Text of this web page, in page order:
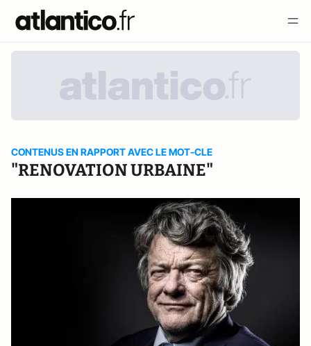
CONTENUS EN RAPPORT AVEC LE MOT-CLE
"RENOVATION URBAINE"